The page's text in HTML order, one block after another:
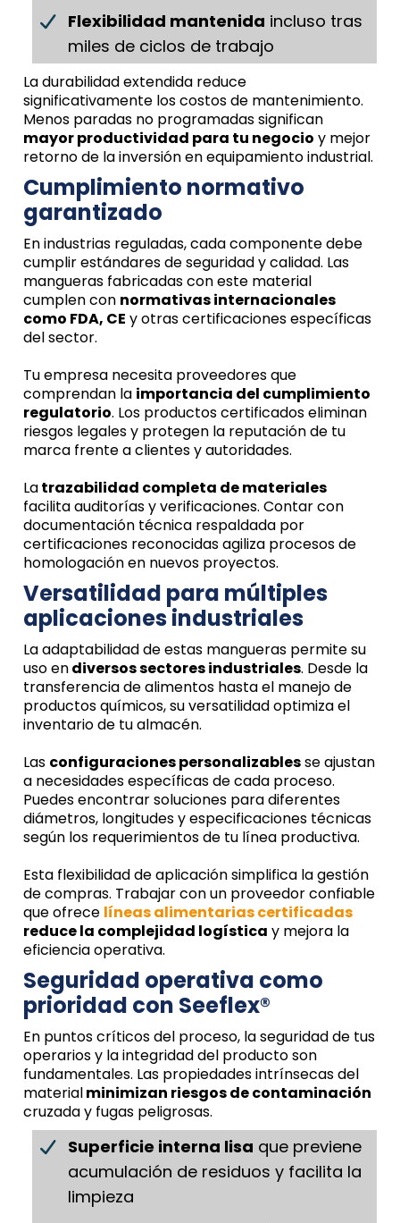
Flexibilidad mantenida incluso tras
miles de ciclos de trabajo
La durabilidad extendida reduce
significativamente los costos de mantenimiento.
Menos paradas no programadas significan
mayor productividad para tu negocio y mejor
retorno de la inversión en equipamiento industrial.
Cumplimiento normativo
garantizado
En industrias reguladas, cada componente debe
cumplir estándares de seguridad y calidad. Las
mangueras fabricadas con este material
cumplen con normativas internacionales
como FDA, CE y otras certificaciones específicas
del sector.
Tu empresa necesita proveedores que
comprendan la importancia del cumplimiento
regulatorio. Los productos certificados eliminan
riesgos legales y protegen la reputación de tu
marca frente a clientes y autoridades.
Latrazabilidad completa de materiales
facilita auditorías y verificaciones. Contar con
documentación técnica respaldada por
certificaciones reconocidas agiliza procesos de
homologación en nuevos proyectos.
Versatilidad para múltiples
aplicaciones industriales
La adaptabilidad de estas mangueras permite su
uso endiversos sectores industriales. Desde la
transferencia de alimentos hasta el manejo de
productos químicos, su versatilidad optimiza el
inventario de tu almacén.
Las configuraciones personalizablesse ajustan
a necesidades específicas de cada proceso.
Puedes encontrar soluciones para diferentes
diámetros, longitudes y especificaciones técnicas
según los requerimientos de tu línea productiva.
Esta flexibilidad de aplicación simplifica la gestión
de compras. Trabajar con un proveedor confiable
que ofrece líneas alimentarias certificadas
reduce la complejidad logística y mejora la
eficiencia operativa.
Seguridad operativa como
prioridad con Seeflex®
En puntos críticos del proceso, la seguridad de tus
operarios y la integridad del producto son
fundamentales. Las propiedades intrínsecas del
materialminimizan riesgos de contaminación
cruzada y fugas peligrosas.
Superficie interna lisa que previene
acumulación de residuos y facilita la
limpieza